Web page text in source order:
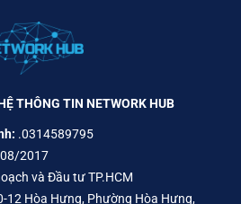
THÔNG TIN NETWORK HUB
.0314589795
2017
và Đầu tư TP.HCM
12 Hòa Hưng, Phường Hòa Hưng,